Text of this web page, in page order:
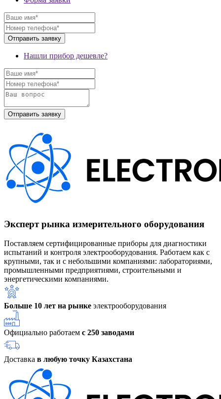
Нашли прибор дешевле?
Эксперт рынка измерительного оборудования
Поставляем сертифицированные приборы для диагностики
испытаний и контроля электрооборудования. Работаем как с
крупными, так и с небольшими компаниями: лабораториями,
промышленными предприятиями, строительными и
энергетическими компаниями.
Больше 10 лет на рынке электрооборудования
Официально работаем с 250 заводами
Доставка в любую точку Казахстана